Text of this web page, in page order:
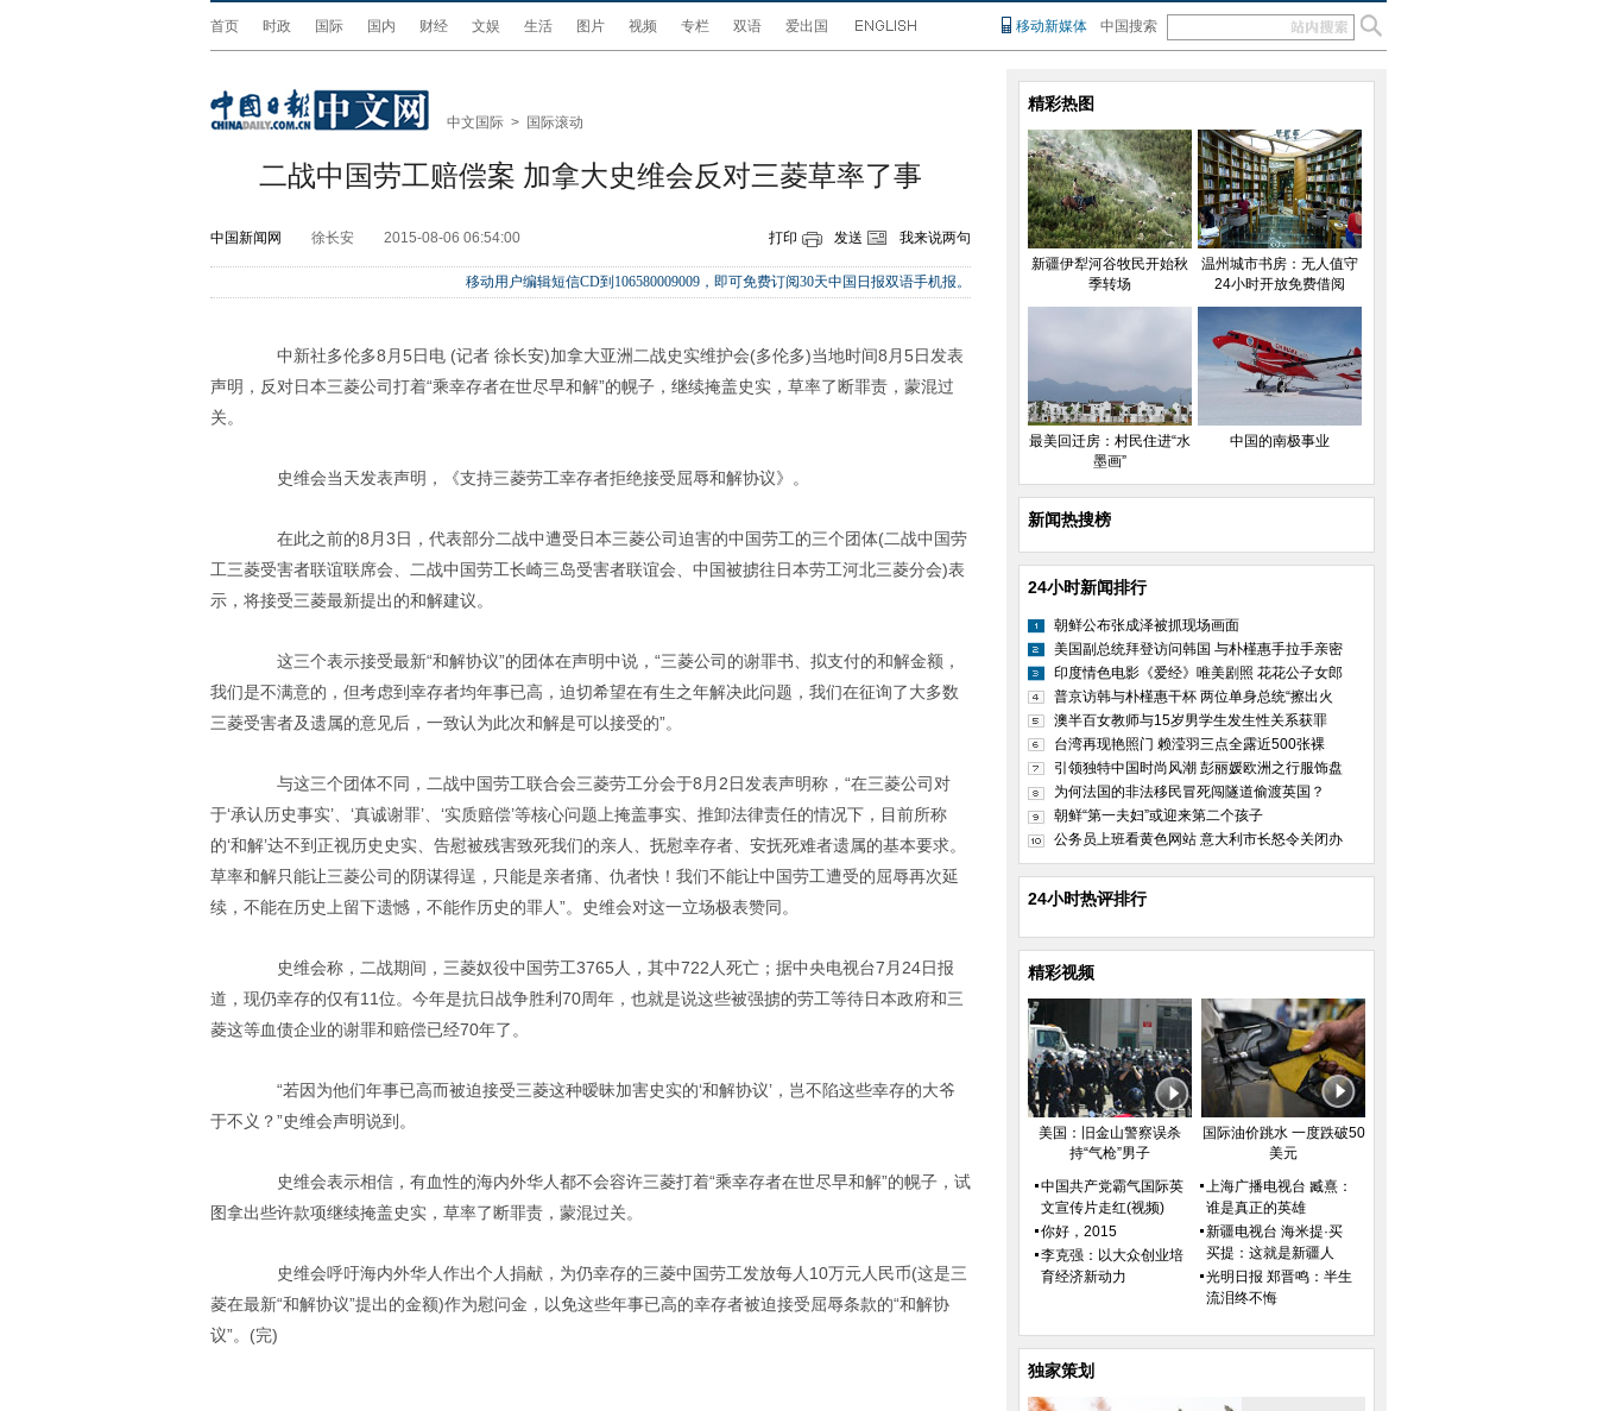
首页 时政 国际 国内 财经 文娱 生活 图片 视频 专栏 双语 爱出国 移动新媒体 中国搜索
中文国际 > 国际滚动
二战中国劳工赔偿案 加拿大史维会反对三菱草率了事
中国新闻网 徐长安 2015-08-06 06:54:00 打印 发送 我来说两句
移动用户编辑短信CD到106580009009，即可免费订阅30天中国日报双语手机报。
中新社多伦多8月5日电 (记者 徐长安)加拿大亚洲二战史实维护会(多伦多)当地时间8月5日发表
声明，反对日本三菱公司打着“乘幸存者在世尽早和解”的幌子，继续掩盖史实，草率了断罪责，蒙混过
关。
史维会当天发表声明，《支持三菱劳工幸存者拒绝接受屈辱和解协议》。
在此之前的8月3日，代表部分二战中遭受日本三菱公司迫害的中国劳工的三个团体(二战中国劳
工三菱受害者联谊联席会、二战中国劳工长崎三岛受害者联谊会、中国被掳往日本劳工河北三菱分会)表
示，将接受三菱最新提出的和解建议。
这三个表示接受最新“和解协议”的团体在声明中说，“三菱公司的谢罪书、拟支付的和解金额，
我们是不满意的，但考虑到幸存者均年事已高，迫切希望在有生之年解决此问题，我们在征询了大多数
三菱受害者及遗属的意见后，一致认为此次和解是可以接受的”。
与这三个团体不同，二战中国劳工联合会三菱劳工分会于8月2日发表声明称，“在三菱公司对
于‘承认历史事实’、‘真诚谢罪’、‘实质赔偿’等核心问题上掩盖事实、推卸法律责任的情况下，目前所称
的‘和解’达不到正视历史史实、告慰被残害致死我们的亲人、抚慰幸存者、安抚死难者遗属的基本要求。
草率和解只能让三菱公司的阴谋得逞，只能是亲者痛、仇者快！我们不能让中国劳工遭受的屈辱再次延
续，不能在历史上留下遗憾，不能作历史的罪人”。史维会对这一立场极表赞同。
史维会称，二战期间，三菱奴役中国劳工3765人，其中722人死亡；据中央电视台7月24日报
道，现仍幸存的仅有11位。今年是抗日战争胜利70周年，也就是说这些被强掳的劳工等待日本政府和三
菱这等血债企业的谢罪和赔偿已经70年了。
“若因为他们年事已高而被迫接受三菱这种暧昧加害史实的‘和解协议’，岂不陷这些幸存的大爷
于不义？”史维会声明说到。
史维会表示相信，有血性的海内外华人都不会容许三菱打着“乘幸存者在世尽早和解”的幌子，试
图拿出些许款项继续掩盖史实，草率了断罪责，蒙混过关。
史维会呼吁海内外华人作出个人捐献，为仍幸存的三菱中国劳工发放每人10万元人民币(这是三
菱在最新“和解协议”提出的金额)作为慰问金，以免这些年事已高的幸存者被迫接受屈辱条款的“和解协
议”。(完)
精彩热图
新疆伊犁河谷牧民开始秋
季转场
温州城市书房：无人值守
24小时开放免费借阅
最美回迁房：村民住进“水
墨画”
中国的南极事业
新闻热搜榜
24小时新闻排行
朝鲜公布张成泽被抓现场画面
美国副总统拜登访问韩国 与朴槿惠手拉手亲密
印度情色电影《爱经》唯美剧照 花花公子女郎
普京访韩与朴槿惠干杯 两位单身总统“擦出火
澳半百女教师与15岁男学生发生性关系获罪
台湾再现艳照门 赖滢羽三点全露近500张裸
引领独特中国时尚风潮 彭丽媛欧洲之行服饰盘
为何法国的非法移民冒死闯隧道偷渡英国？
朝鲜“第一夫妇”或迎来第二个孩子
公务员上班看黄色网站 意大利市长怒令关闭办
24小时热评排行
精彩视频
美国：旧金山警察误杀
持“气枪”男子
国际油价跳水 一度跌破50
美元
中国共产党霸气国际英
文宣传片走红(视频)
你好，2015
李克强：以大众创业培
育经济新动力
上海广播电视台 臧熹：
谁是真正的英雄
新疆电视台 海米提·买
买提：这就是新疆人
光明日报 郑晋鸣：半生
流泪终不悔
独家策划